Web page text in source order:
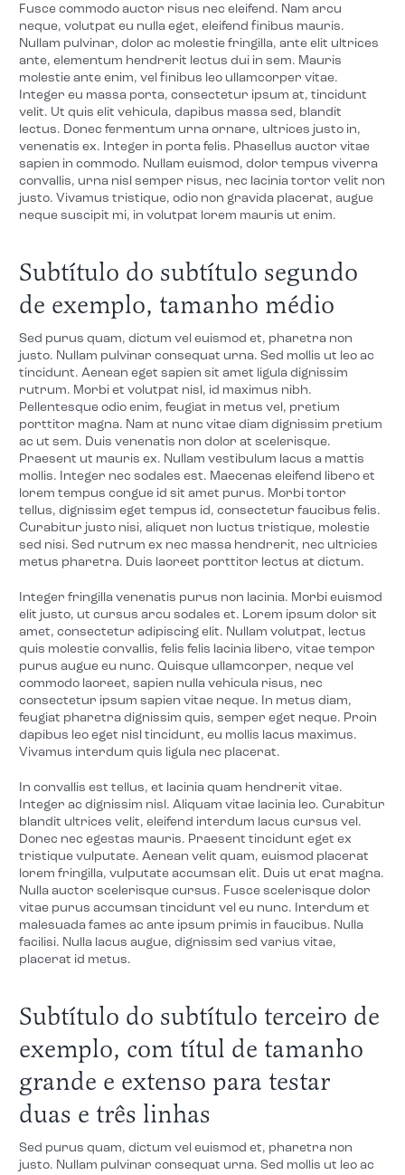
Fusce commodo auctor risus nec eleifend. Nam arcu
neque, volutpat eu nulla eget, eleifend finibus mauris.
Nullam pulvinar, dolor ac molestie fringilla, ante elit ultrices
ante, elementum hendrerit lectus dui in sem. Mauris
molestie ante enim, vel finibus leo ullamcorper vitae.
Integer eu massa porta, consectetur ipsum at, tincidunt
velit. Ut quis elit vehicula, dapibus massa sed, blandit
lectus. Donec fermentum urna ornare, ultrices justo in,
venenatis ex. Integer in porta felis. Phasellus auctor vitae
sapien in commodo. Nullam euismod, dolor tempus viverra
convallis, urna nisl semper risus, nec lacinia tortor velit non
justo. Vivamus tristique, odio non gravida placerat, augue
neque suscipit mi, in volutpat lorem mauris ut enim.
Subtítulo do subtítulo segundo
de exemplo, tamanho médio
Sed purus quam, dictum vel euismod et, pharetra non
justo. Nullam pulvinar consequat urna. Sed mollis ut leo ac
tincidunt. Aenean eget sapien sit amet ligula dignissim
rutrum. Morbi et volutpat nisl, id maximus nibh.
Pellentesque odio enim, feugiat in metus vel, pretium
porttitor magna. Nam at nunc vitae diam dignissim pretium
ac ut sem. Duis venenatis non dolor at scelerisque.
Praesent ut mauris ex. Nullam vestibulum lacus a mattis
mollis. Integer nec sodales est. Maecenas eleifend libero et
lorem tempus congue id sit amet purus. Morbi tortor
tellus, dignissim eget tempus id, consectetur faucibus felis.
Curabitur justo nisi, aliquet non luctus tristique, molestie
sed nisi. Sed rutrum ex nec massa hendrerit, nec ultricies
metus pharetra. Duis laoreet porttitor lectus at dictum.
Integer fringilla venenatis purus non lacinia. Morbi euismod
elit justo, ut cursus arcu sodales et. Lorem ipsum dolor sit
amet, consectetur adipiscing elit. Nullam volutpat, lectus
quis molestie convallis, felis felis lacinia libero, vitae tempor
purus augue eu nunc. Quisque ullamcorper, neque vel
commodo laoreet, sapien nulla vehicula risus, nec
consectetur ipsum sapien vitae neque. In metus diam,
feugiat pharetra dignissim quis, semper eget neque. Proin
dapibus leo eget nisl tincidunt, eu mollis lacus maximus.
Vivamus interdum quis ligula nec placerat.
In convallis est tellus, et lacinia quam hendrerit vitae.
Integer ac dignissim nisl. Aliquam vitae lacinia leo. Curabitur
blandit ultrices velit, eleifend interdum lacus cursus vel.
Donec nec egestas mauris. Praesent tincidunt eget ex
tristique vulputate. Aenean velit quam, euismod placerat
lorem fringilla, vulputate accumsan elit. Duis ut erat magna.
Nulla auctor scelerisque cursus. Fusce scelerisque dolor
vitae purus accumsan tincidunt vel eu nunc. Interdum et
malesuada fames ac ante ipsum primis in faucibus. Nulla
facilisi. Nulla lacus augue, dignissim sed varius vitae,
placerat id metus.
Subtítulo do subtítulo terceiro de
exemplo, com títul de tamanho
grande e extenso para testar
duas e três linhas
Sed purus quam, dictum vel euismod et, pharetra non
justo. Nullam pulvinar consequat urna. Sed mollis ut leo ac